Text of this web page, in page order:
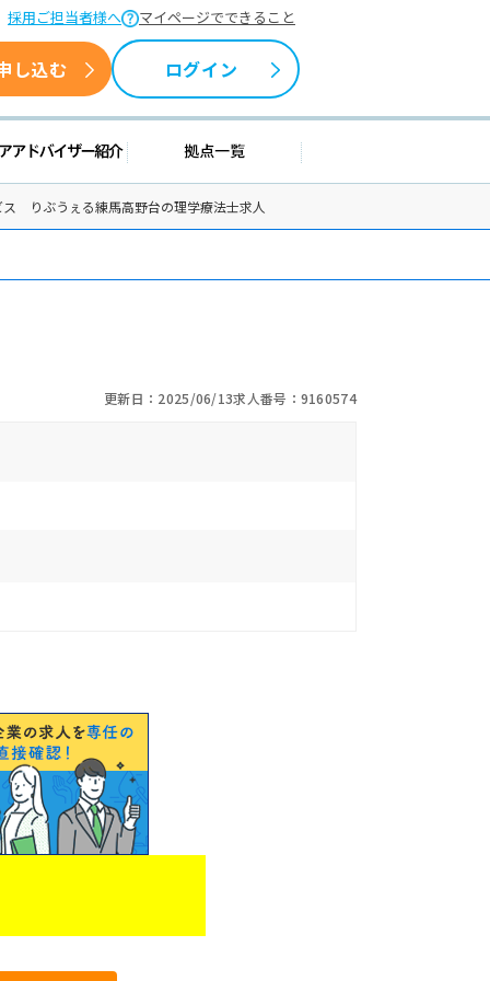
採用ご担当者様へ マイページでできること
し込む ログイン
情報 キャリアアドバイザー紹介拠点一覧
りぶうぇる練馬高野台の理学療法士求人
更新日：2025/06/13求人番号：9160574